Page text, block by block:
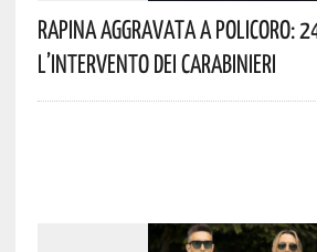
Rapina Aggravata A Policoro:
L’intervento Dei Carabinieri